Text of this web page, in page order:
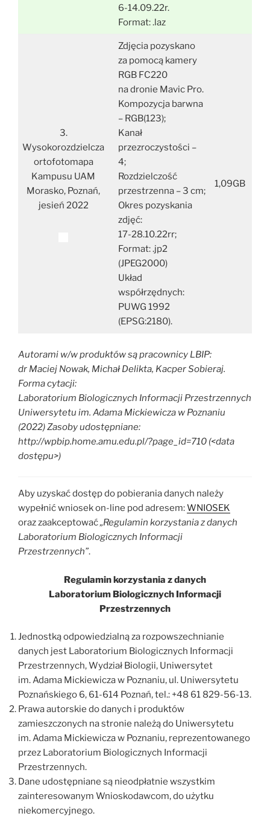
6-14.09.22r.
Format: .laz
3.
Wysokorozdzielcza
ortofotomapa
Kampusu UAM
Morasko, Poznań,
jesień 2022
Zdjęcia pozyskano
za pomocą kamery
RGB FC220
na dronie Mavic Pro.
Kompozycja barwna
– RGB(123);
Kanał
przezroczystości –
4;
Rozdzielczość
przestrzenna – 3 cm;
Okres pozyskania
zdjęć:
17-28.10.22rr;
Format: .jp2
(JPEG2000)
Układ
współrzędnych:
PUWG 1992
(EPSG:2180).
1,09GB
Autorami w/w produktów są pracownicy LBIP:
dr Maciej Nowak, Michał Delikta, Kacper Sobieraj.
Forma cytacji:
Laboratorium Biologicznych Informacji Przestrzennych
Uniwersytetu im. Adama Mickiewicza w Poznaniu
(2022) Zasoby udostępniane:
http://wpbip.home.amu.edu.pl/?page_id=710 (<data
dostępu>)
Aby uzyskać dostęp do pobierania danych należy
wypełnić wniosek on-line pod adresem:WNIOSEK
oraz zaakceptować„Regulamin korzystania z danych
Laboratorium Biologicznych Informacji
Przestrzennych”.
Regulamin korzystania z danych
Laboratorium Biologicznych Informacji
Przestrzennych
Jednostką odpowiedzialną za rozpowszechnianie
danych jest Laboratorium Biologicznych Informacji
Przestrzennych, Wydział Biologii, Uniwersytet
im. Adama Mickiewicza w Poznaniu, ul. Uniwersytetu
Poznańskiego 6, 61-614 Poznań, tel.: +48 61 829-56-13.
Prawa autorskie do danych i produktów
zamieszczonych na stronie należą do Uniwersytetu
im. Adama Mickiewicza w Poznaniu, reprezentowanego
przez Laboratorium Biologicznych Informacji
Przestrzennych.
Dane udostępniane są nieodpłatnie wszystkim
zainteresowanym Wnioskodawcom, do użytku
niekomercyjnego.